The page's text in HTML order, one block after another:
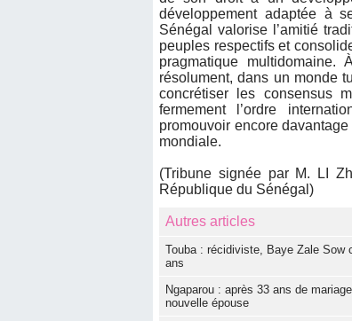
développement adaptée à
Sénégal valorise l’amitié
peuples respectifs et
pragmatique
résolument, dans un monde
concrétiser les consensus
fermement l’ordre
promouvoir encore
mondiale.
(Tribune signée par M. LI
République du Sénégal)
Autres articles
Touba : récidiviste, Baye Zale Sow
ans
Ngaparou : après 33 ans de
nouvelle épouse